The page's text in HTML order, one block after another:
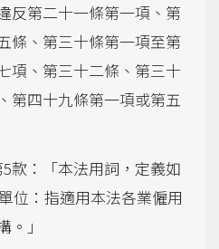
反第二十一條第一項、第
條、第三十條第一項至第
項、第三十二條、第三十
第四十九條第一項或第五
5款：「本法用詞，定義如
：指適用本法各業僱用
」